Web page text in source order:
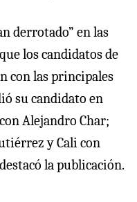
derrotado” en las
los candidatos de
con las principales
su candidato en
Alejandro Char;
y Cali con
la publicación.